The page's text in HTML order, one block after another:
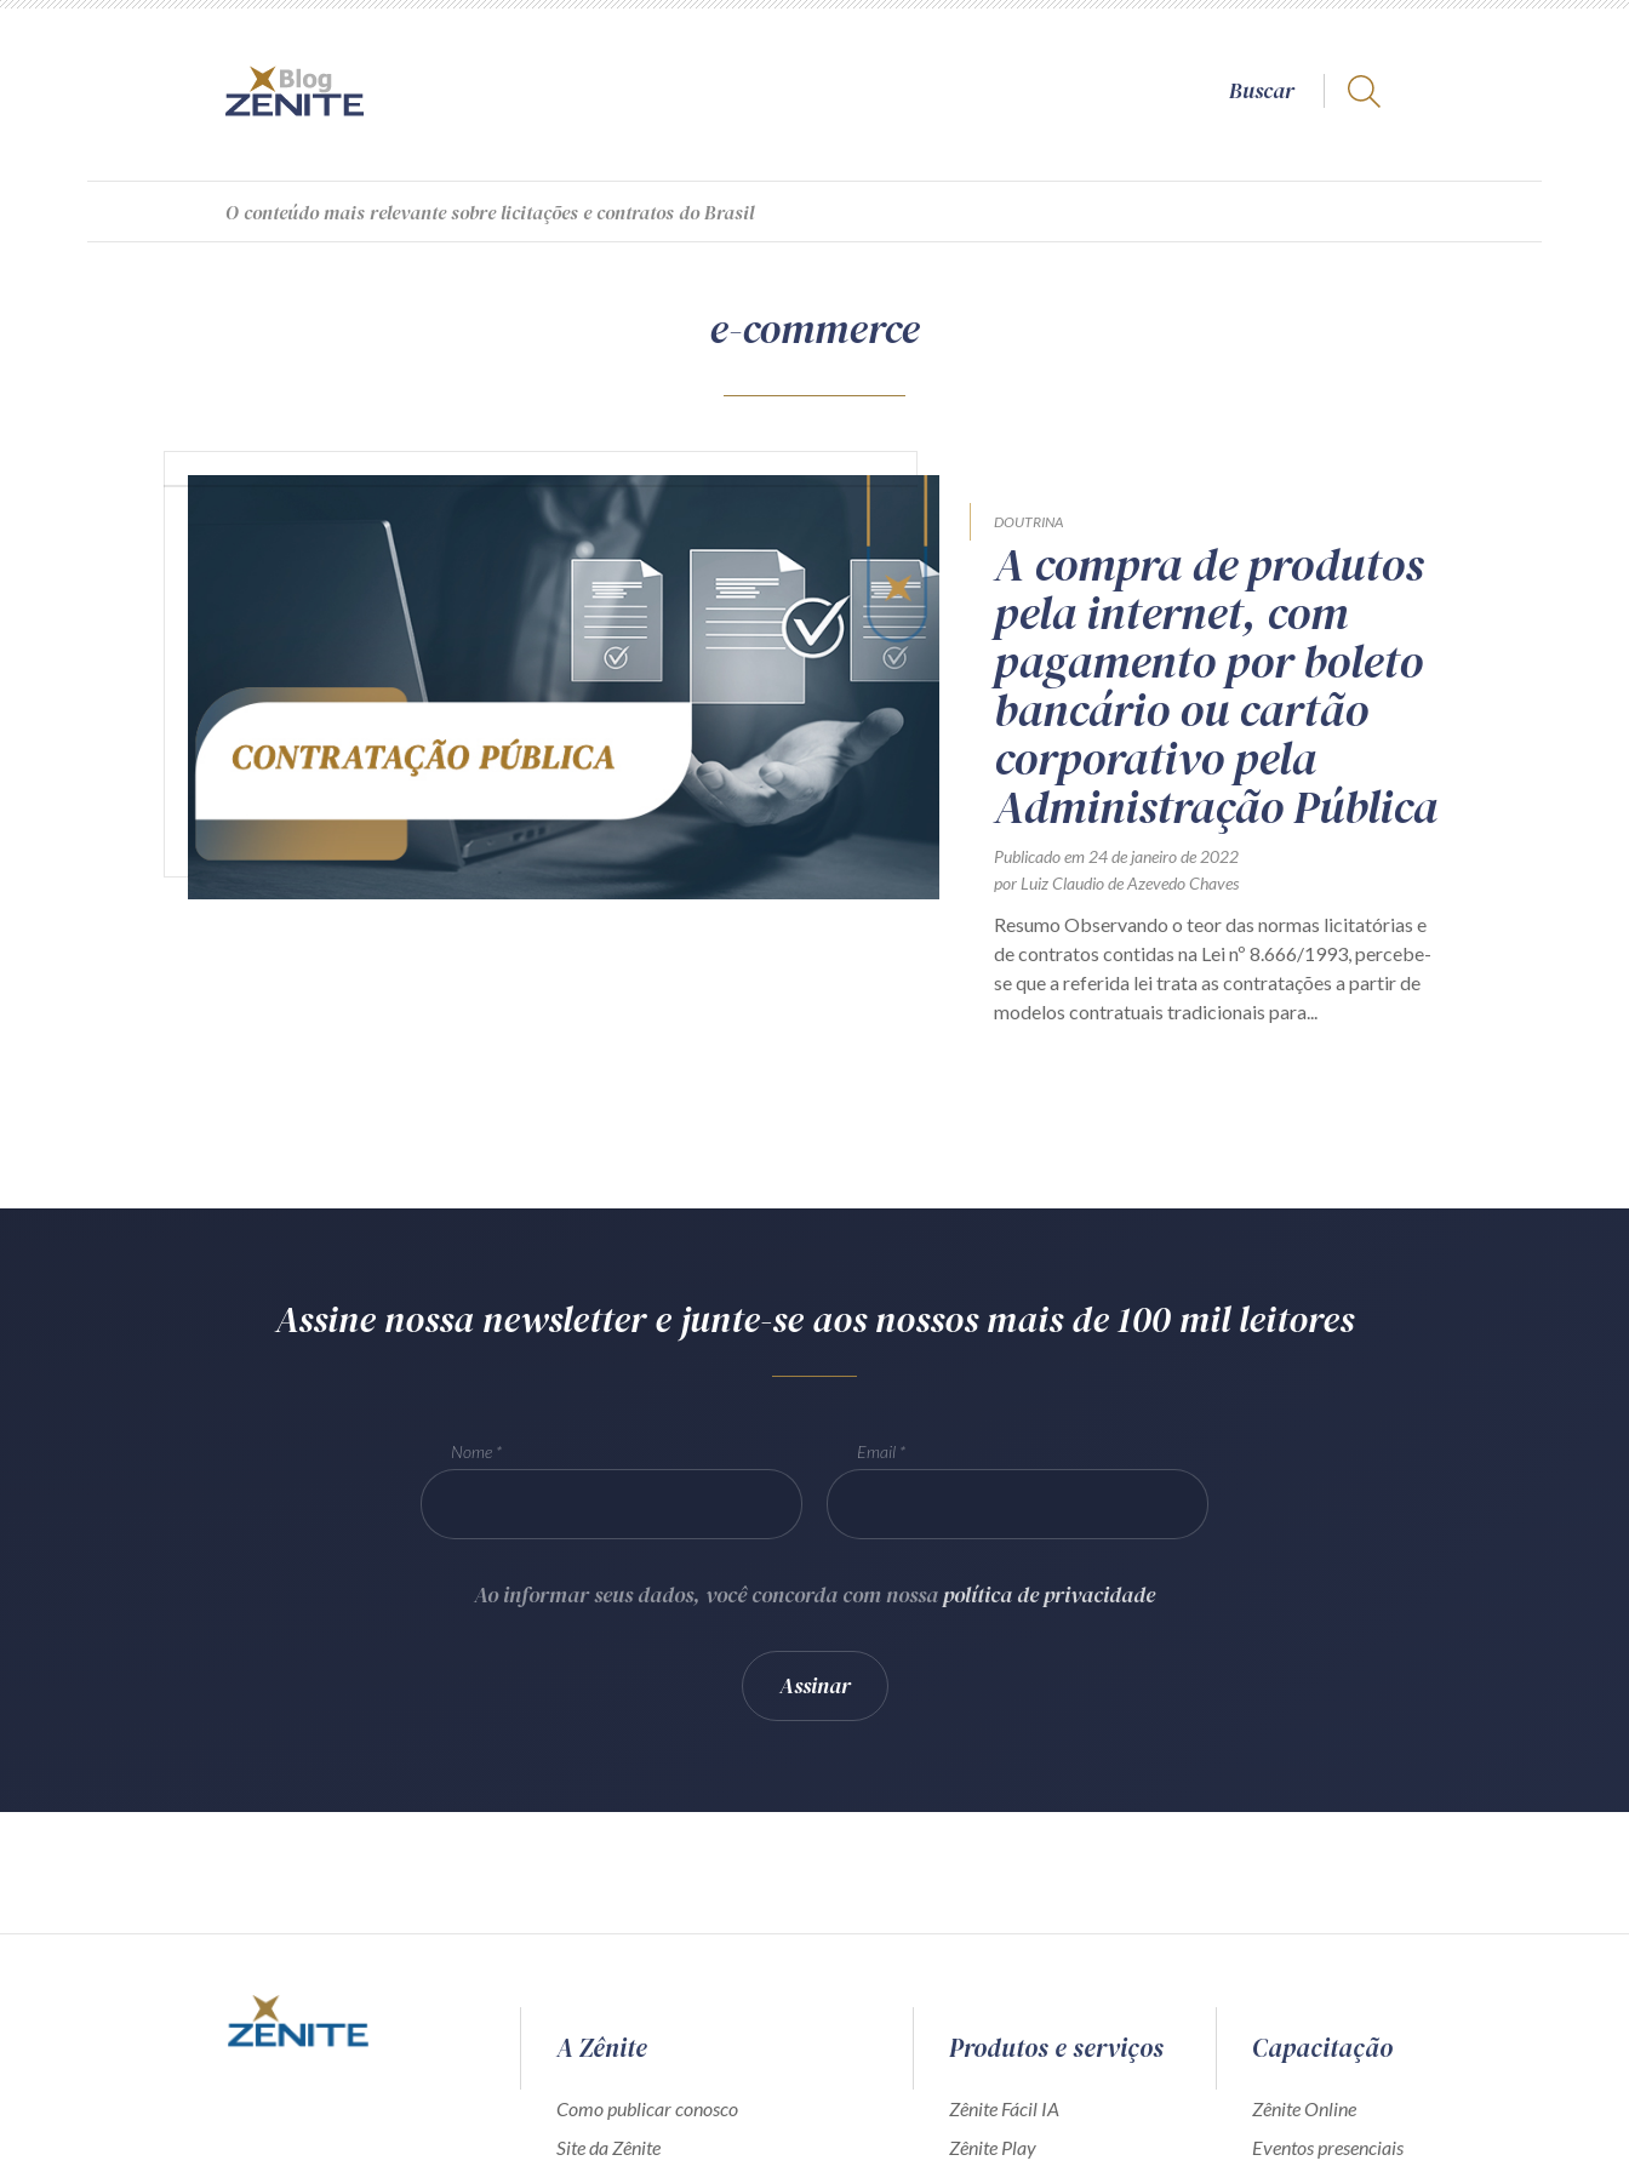
O conteúdomais relevante sobre licitações e contratos do Brasil
e-commerce
DOUTRINA
A compra de produtos
pela internet, com
pagamento por boleto
bancário ou cartão
corporativo pela
Administração Pública
Publicado em 24 de janeiro de 2022
por Luiz Claudio de Azevedo Chaves
Resumo Observando o teor das normas licitatórias e
de contratos contidas na Lei nº 8.666/1993, percebe-
se que a referida lei trata as contratações a partir de
modelos contratuais tradicionais para...
Assine nossa newsletter e junte-se aos nossos mais de 100 mil leitores
Nome Email
Ao informar seus dados, você concorda com nossapolítica de privacidade
A Zênite
Como publicar conosco
Site da Zênite
Produtos e serviços
Zênite Fácil IA
Zênite Play
Capacitação
Zênite Online
Eventos presenciais